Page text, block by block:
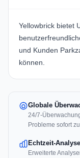
Yellowbrick bietet
und Kunden
können.
Globale
24/7-
Probleme sofort
Echtzeit-
Erweiterte